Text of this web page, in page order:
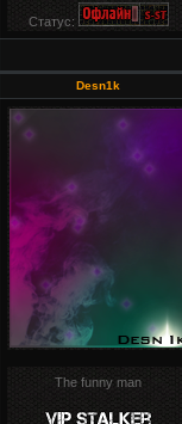
Статус:
Desn1k
The funny man